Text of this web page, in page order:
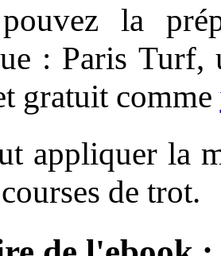
la
: Paris Turf,
gratuit comme
appliquer la
de trot.